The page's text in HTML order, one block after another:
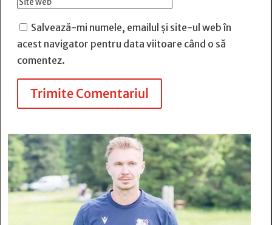
Salvează-mi numele, emailul și site-ul web în
acest navigator pentru data viitoare când o să
comentez.
Trimite Comentariul